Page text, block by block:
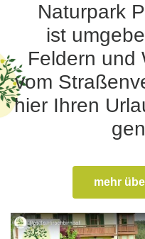
Naturpark
ist
Feldern und
vom
hier Ihren
mehr